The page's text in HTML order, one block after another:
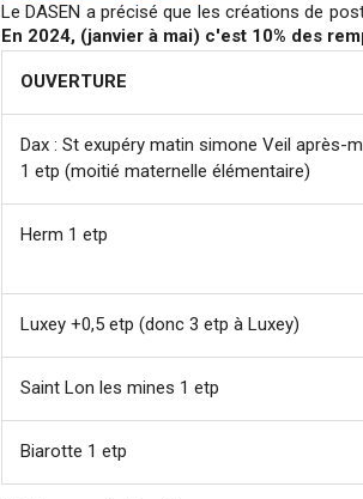
Le DASEN a précisé que les créations de
En 2024, (janvier à mai) c'est 10% des
OUVERTURE
Dax : St exupéry matin simone Veil après-
1 etp (moitié maternelle élémentaire)
Herm 1 etp
Luxey +0,5 etp (donc 3 etp à Luxey)
Saint Lon les mines 1 etp
Biarotte 1 etp